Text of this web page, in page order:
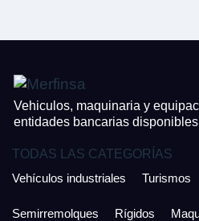
Vehiculos, maquinaria y
entidades bancarias
TODAS LAS CATEGORÍAS
Vehículos industriales
Turismos
Semirremolques Rígidos
Acepto la Política de Privacidad y
continuación confirma que estás de